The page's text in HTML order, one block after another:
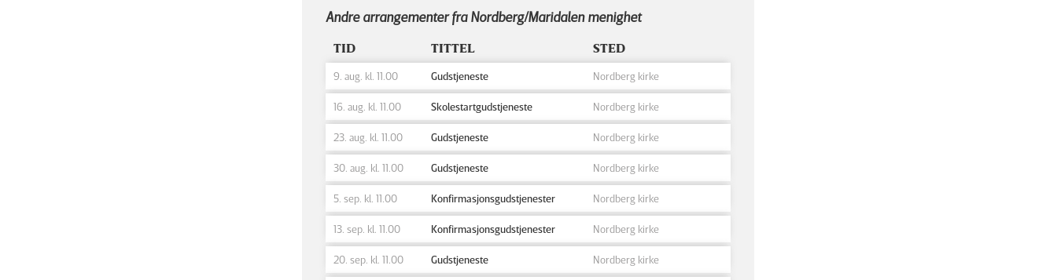
Andre arrangementer fra Nordberg/Maridalen menighet
TID TITTEL STED
9. aug. kl. 11.00 Gudstjeneste Nordberg kirke
16. aug. kl. 11.00 Skolestartgudstjeneste Nordberg kirke
23. aug. kl. 11.00 Gudstjeneste Nordberg kirke
30. aug. kl. 11.00 Gudstjeneste Nordberg kirke
5. sep. kl. 11.00 Konfirmasjonsgudstjenester Nordberg kirke
13. sep. kl. 11.00 Konfirmasjonsgudstjenester Nordberg kirke
20. sep. kl. 11.00 Gudstjeneste Nordberg kirke